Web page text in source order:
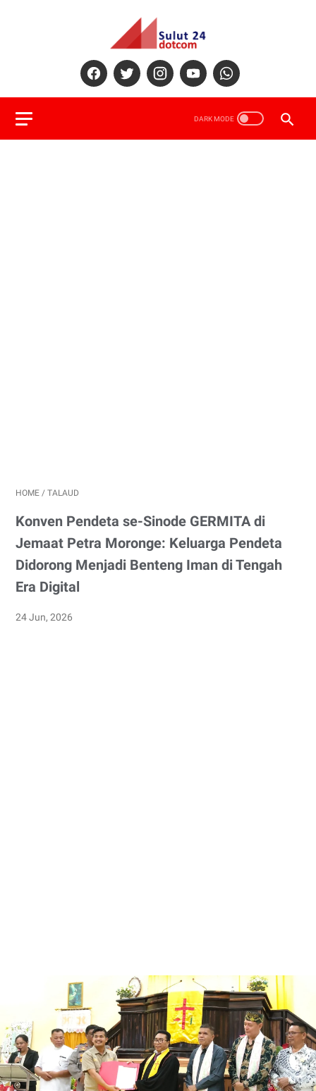
HOME / TALAUD
Konven Pendeta se-Sinode GERMITA di
Jemaat Petra Moronge: Keluarga Pendeta
Didorong Menjadi Benteng Iman di Tengah
Era Digital
24 Jun, 2026